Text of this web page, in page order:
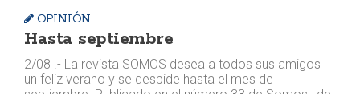
OPINIÓN
Hasta septiembre
2/08 .- La revista SOMOS desea a todos sus amigos
un feliz verano y se despide hasta el mes de